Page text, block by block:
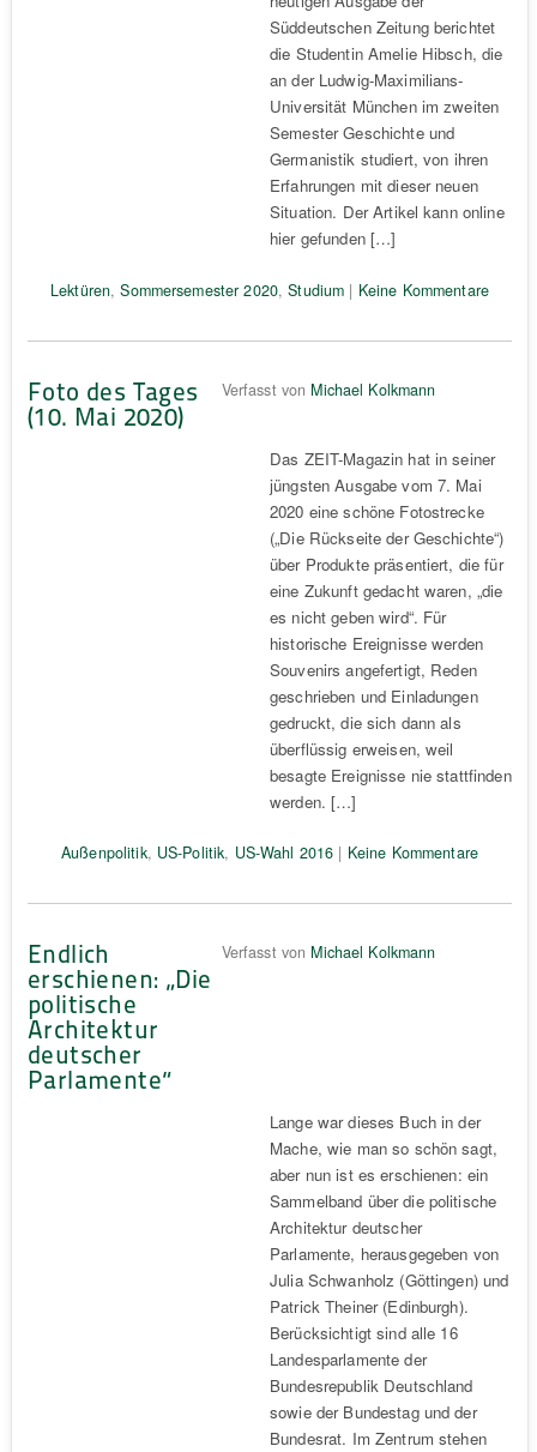
Süddeutschen Zeitung berichtet
die Studentin Amelie Hibsch, die
an der Ludwig-Maximilians-
Universität München im zweiten
Semester Geschichte und
Germanistik studiert, von ihren
Erfahrungen mit dieser neuen
Situation. Der Artikel kann online
hier gefunden […]
Lektüren,Sommersemester 2020,Studium | Keine Kommentare
Foto des Tages
(10. Mai 2020)
Verfasst von Michael Kolkmann
Das ZEIT-Magazin hat in seiner
jüngsten Ausgabe vom 7. Mai
2020 eine schöne Fotostrecke
(„Die Rückseite der Geschichte“)
über Produkte präsentiert, die für
eine Zukunft gedacht waren, „die
es nicht geben wird“. Für
historische Ereignisse werden
Souvenirs angefertigt, Reden
geschrieben und Einladungen
gedruckt, die sich dann als
überflüssig erweisen, weil
besagte Ereignisse nie stattfinden
werden. […]
Außenpolitik, US-Politik, US-Wahl 2016 | Keine Kommentare
Endlich
erschienen: „Die
politische
Architektur
deutscher
Parlamente“
Verfasst von Michael Kolkmann
Lange war dieses Buch in der
Mache, wie man so schön sagt,
aber nun ist es erschienen: ein
Sammelband über die politische
Architektur deutscher
Parlamente, herausgegeben von
Julia Schwanholz (Göttingen) und
Patrick Theiner (Edinburgh).
Berücksichtigt sind alle 16
Landesparlamente der
Bundesrepublik Deutschland
sowie der Bundestag und der
Bundesrat. Im Zentrum stehen